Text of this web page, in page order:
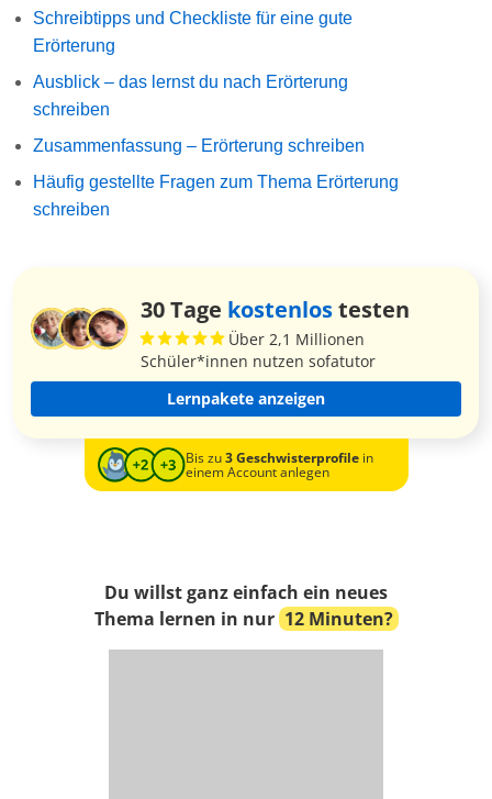
Schreibtipps und Checkliste für eine gute
Erörterung
Ausblick – das lernst du nach Erörterung
schreiben
Zusammenfassung – Erörterung schreiben
Häufig gestellte Fragen zum Thema Erörterung
schreiben
30 Tage kostenlostesten
Über 2,1 Millionen
Schüler*innen nutzen sofatutor
Lernpakete anzeigen
Bis zu3 Geschwisterprofilein
einem Account anlegen
Du willst ganz einfach ein neues
Thema lernen in nur 12 Minuten?